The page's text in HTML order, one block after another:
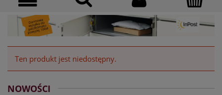
Ten produkt jest niedostępny.
NOWOŚCI